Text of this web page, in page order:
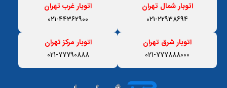
اتوبار شمال تهران
021-22938694
اتوبار غرب تهران
021-44362900
اتوبار شرق تهران
021-777888000
اتوبار مرکز تهران
021-77790888